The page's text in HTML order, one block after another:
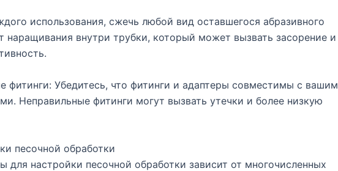
использования, сжечь любой вид оставшегося абразивного
наращивания внутри трубки, который может вызвать засорение и
фитинги: Убедитесь, что фитинги и адаптеры совместимы с вашим
Неправильные фитинги могут вызвать утечки и более низкую
песочной обработки
для настройки песочной обработки зависит от многочисленных